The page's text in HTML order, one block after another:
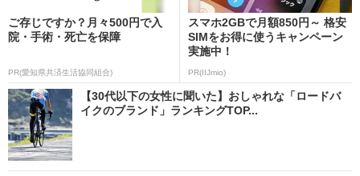
ご存じですか？月々500円で入
院・手術・死亡を保障
PR(愛知県共済生活協同組合)
スマホ2GBで月額850円～ 格安
SIMをお得に使うキャンペーン
実施中！
PR(IIJmio)
【30代以下の女性に聞いた】おしゃれな「ロードバ
イクのブランド」ランキングTOP...